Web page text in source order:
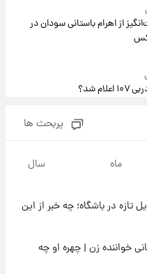
از اهرام باستانی سودان در
شد؟
پربحث ها
ماه سال
در باشگاه؛ چه خبر از این
تومانی خواننده زن | چهره او چه